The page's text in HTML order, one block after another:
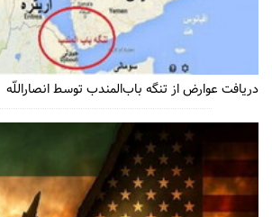
دریافت عوارض از تنگه باب‌المندب توسط انصاراللّه